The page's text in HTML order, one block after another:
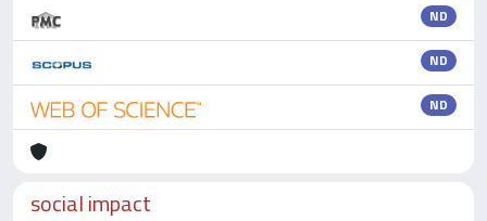
ND
ND
ND
social impact